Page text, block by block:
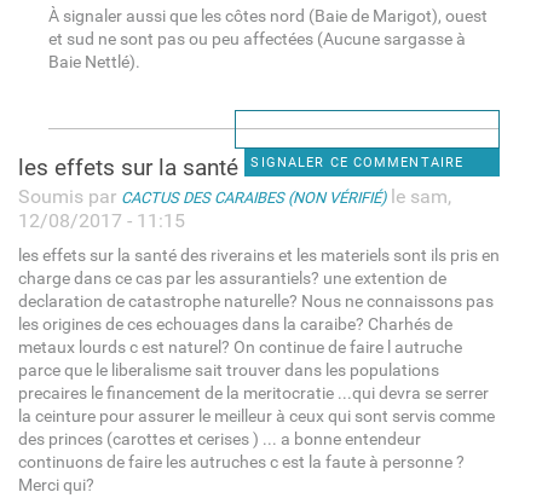
À signaler aussi que les côtes nord (Baie de Marigot), ouest
et sud ne sont pas ou peu affectées (Aucune sargasse à
Baie Nettlé).
SIGNALER CE COMMENTAIRE
les effets sur la santé des
Soumis par CACTUS DES CARAIBES (NON VÉRIFIÉ)le sam,
12/08/2017 - 11:15
les effets sur la santé des riverains et les materiels sont ils pris en
charge dans ce cas par les assurantiels? une extention de
declaration de catastrophe naturelle? Nous ne connaissons pas
les origines de ces echouages dans la caraibe? Charhés de
metaux lourds c est naturel? On continue de faire l autruche
parce que le liberalisme sait trouver dans les populations
precaires le financement de la meritocratie ...qui devra se serrer
la ceinture pour assurer le meilleur à ceux qui sont servis comme
des princes (carottes et cerises ) ... a bonne entendeur
continuons de faire les autruches c est la faute à personne ?
Merci qui?